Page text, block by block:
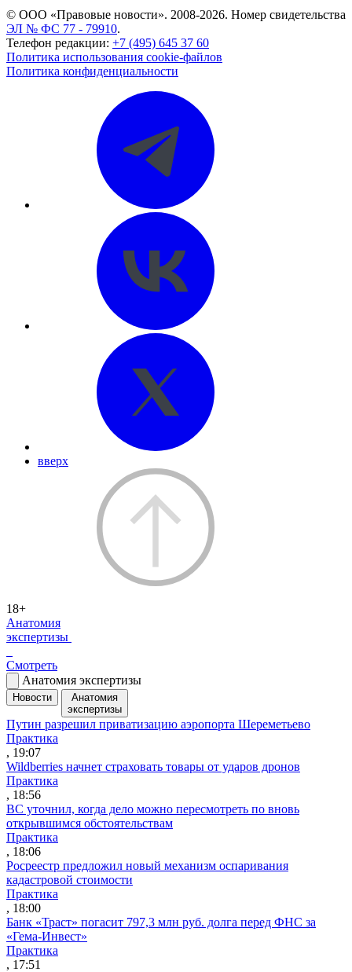
© ООО «Правовые новости». 2008-2026. Номер свидетельства
ЭЛ № ФС 77 - 79910.
Телефон редакции: +7 (495) 645 37 60
Политика использования cookie-файлов
Политика конфиденциальности
вверх
18+
Анатомия
экспертизы
Смотреть
Анатомия экспертизы
Новости
Анатомия
экспертизы
Путин разрешил приватизацию аэропорта Шереметьево
Практика
, 19:07
Wildberries начнет страховать товары от ударов дронов
Практика
, 18:56
ВС уточнил, когда дело можно пересмотреть по вновь
открывшимся обстоятельствам
Практика
, 18:06
Росреестр предложил новый механизм оспаривания
кадастровой стоимости
Практика
, 18:00
Банк «Траст» погасит 797,3 млн руб. долга перед ФНС за
«Гема-Инвест»
Практика
, 17:51